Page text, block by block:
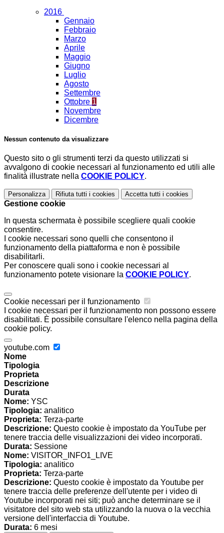
2016
Gennaio
Febbraio
Marzo
Aprile
Maggio
Giugno
Luglio
Agosto
Settembre
Ottobre 1
Novembre
Dicembre
Nessun contenuto da visualizzare
Questo sito o gli strumenti terzi da questo utilizzati si
avvalgono di cookie necessari al funzionamento ed utili alle
finalità illustrate nella COOKIE POLICY.
Personalizza Rifiuta tutti i cookies Accetta tutti i cookies
Gestione cookie
In questa schermata è possibile scegliere quali cookie
consentire.
I cookie necessari sono quelli che consentono il
funzionamento della piattaforma e non è possibile
disabilitarli.
Per conoscere quali sono i cookie necessari al
funzionamento potete visionare la COOKIE POLICY.
Cookie necessari per il funzionamento
I cookie necessari per il funzionamento non possono essere
disabilitati. È possibile consultare l'elenco nella pagina della
cookie policy.
youtube.com
Nome
Tipologia
Proprieta
Descrizione
Durata
Nome: YSC
Tipologia: analitico
Proprieta: Terza-parte
Descrizione: Questo cookie è impostato da YouTube per
tenere traccia delle visualizzazioni dei video incorporati.
Durata: Sessione
Nome: VISITOR_INFO1_LIVE
Tipologia: analitico
Proprieta: Terza-parte
Descrizione: Questo cookie è impostato da Youtube per
tenere traccia delle preferenze dell'utente per i video di
Youtube incorporati nei siti; può anche determinare se il
visitatore del sito web sta utilizzando la nuova o la vecchia
versione dell'interfaccia di Youtube.
Durata: 6 mesi